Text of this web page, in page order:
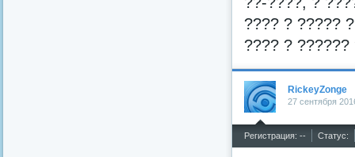
???? ? ?????
???? ? ??????
RickeyZonge
27 сентября
Регистрация: -- Статус: